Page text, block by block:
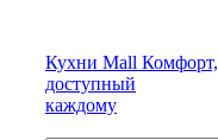
Кухни Mall Комфорт,
доступный
каждому